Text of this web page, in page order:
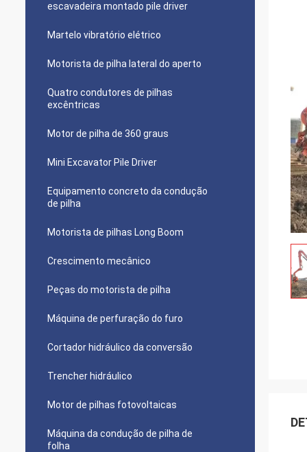
escavadeira montado pile driver
Martelo vibratório elétrico
Motorista de pilha lateral do aperto
Quatro condutores de pilhas
excêntricas
Motor de pilha de 360 graus
Mini Excavator Pile Driver
Equipamento concreto da condução
de pilha
Motorista de pilhas Long Boom
Crescimento mecânico
Peças do motorista de pilha
Máquina de perfuração do furo
Cortador hidráulico da conversão
Trencher hidráulico
Motor de pilhas fotovoltaicas
Máquina da condução de pilha de
folha